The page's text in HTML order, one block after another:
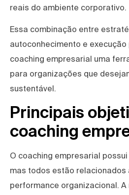
reais do ambiente corporativo.
Essa combinação entre
autoconhecimento e
coaching empresarial uma
para organizações que
sustentável.
Principais
coaching
O coaching empresarial
mas todos estão
performance organizacional.